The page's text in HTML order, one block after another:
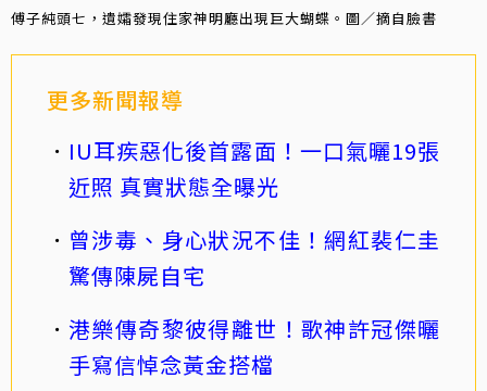
傅子純頭七，遺孀發現住家神明廳出現巨大蝴蝶。圖／摘自臉書
更多新聞報導
IU耳疾惡化後首露面！一口氣曬19張
近照 真實狀態全曝光
曾涉毒、身心狀況不佳！網紅裴仁圭
驚傳陳屍自宅
港樂傳奇黎彼得離世！歌神許冠傑曬
手寫信悼念黃金搭檔